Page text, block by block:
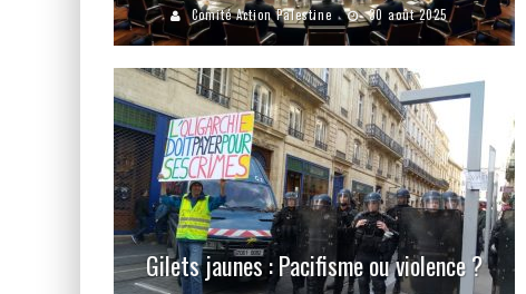
Comité Action Palestine 30 août 2025
Gilets jaunes : Pacifisme ou violence ?